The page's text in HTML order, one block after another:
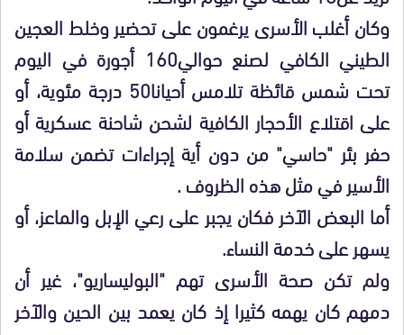
وكان أغلب الأسرى يرغمون على تحضير وخلط العجين
الطيني الكافي لصنع حوالي160 أجورة في اليوم
تحت شمس قائظة تلامس أحيانا50 درجة مئوية، أو
على اقتلاع الأحجار الكافية لشحن شاحنة عسكرية أو
حفر بئر "حاسي" من دون أية إجراءات تضمن سلامة
الأسير في مثل هذه الظروف .
أما البعض الآخر فكان يجبر على رعي الإبل والماعز، أو
يسهر على خدمة النساء.
ولم تكن صحة الأسرى تهم "البوليساريو"، غير أن
دمهم كان يهمه كثيرا إذ كان يعمد بين الحين والآخر